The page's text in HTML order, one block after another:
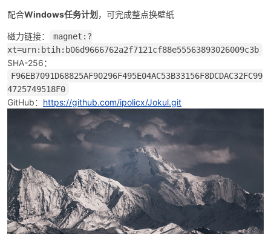
解
配合Windows任务计划 ，可完成整点换壁纸
磁力链接：
magnet:?
xt=urn:btih:b06d9666762a2f7121cf88e55563893026009c3b
SHA-256：
F96EB7091D68825AF90296F495E04AC53B33156F8DCDAC32FC99
4725749518F0
GitHub： https://github.com/ipolicx/Jokul.git